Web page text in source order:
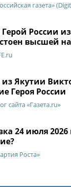
газета»
России
высшей
Якутии
Героя России
сайта «Газета.ru»
24 июля
Роста»